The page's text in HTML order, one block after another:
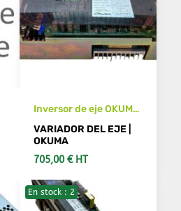
Inversor de eje OKUMA
LDU-600
VARIADOR DEL EJE |
OKUMA
705,00 € HT
AÑADIR AL CARRITO
En stock : 2